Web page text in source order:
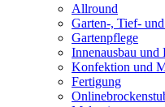
Allround
Garten-, Tief-
Gartenpflege
Innenausbau und
Konfektion und
Fertigung